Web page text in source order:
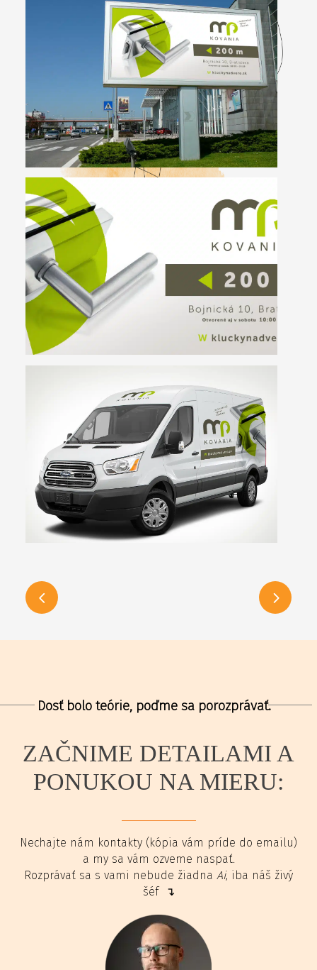
Dosť bolo teórie, poďme sa porozprávať.
ZAČNIME DETAILAMI A
PONUKOU NA MIERU:
Nechajte nám kontakty (kópia vám príde do emailu)
a my sa vám ozveme naspať.
Rozprávať sa s vami nebude žiadna Ai, iba náš živý
šéf ↴